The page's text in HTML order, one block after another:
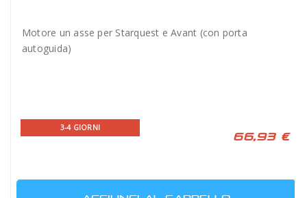
Motore un asse per Starquest e Avant (con porta
autoguida)
3-4 GIORNI
66,93 €